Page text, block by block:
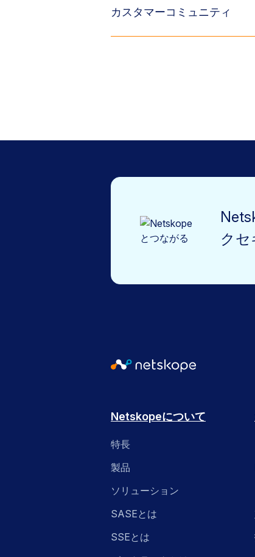
カスタマーコミュニティ
ク
Netskopeについて
特長
製品
ソリューション
SASEとは
SSEとは